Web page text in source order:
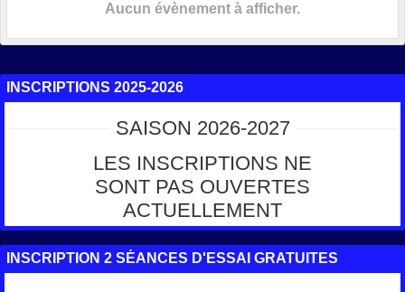
Aucun évènement à afficher.
INSCRIPTIONS 2025-2026
SAISON 2026-2027
LES INSCRIPTIONS NE
SONT PAS OUVERTES
ACTUELLEMENT
INSCRIPTION 2 SÉANCES D'ESSAI GRATUITES